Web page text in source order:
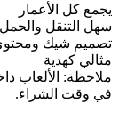
يجمع كل الأعمار
سهل التنقل والحمل
تصميم شيك
مثالي كهدية
ملاحظة: الألعاب
في وقت الشراء.